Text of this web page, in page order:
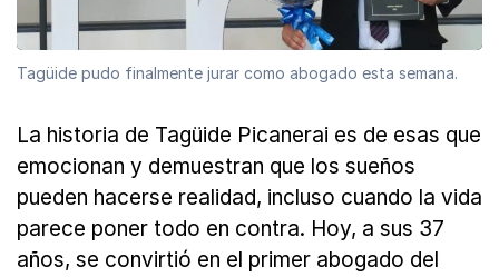
Tagüide pudo finalmente jurar como abogado esta semana.
La historia de Tagüide Picanerai es de esas que
emocionan y demuestran que los sueños
pueden hacerse realidad, incluso cuando la vida
parece poner todo en contra. Hoy, a sus 37
años, se convirtió en el primer abogado del